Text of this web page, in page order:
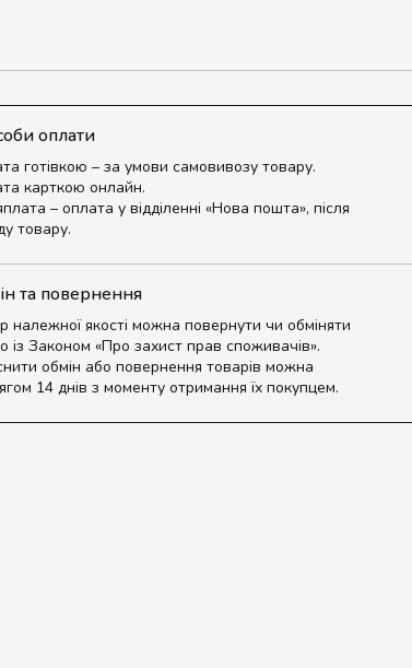
оплати
готівкою – за умови самовивозу товару.
карткою онлайн.
– оплата у відділенні «Нова пошта», після
товару.
та повернення
належної якості можна повернути чи обміняти
із Законом «Про захист прав споживачів».
обмін або повернення товарів можна
14 днів з моменту отримання їх покупцем.